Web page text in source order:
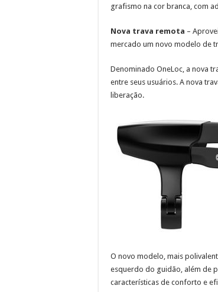
grafismo na cor branca, com
Nova trava remota –
mercado um novo modelo de
Denominado OneLoc, a nova
entre seus usuários. A nova
liberação.
O novo modelo, mais
esquerdo do guidão, além de
características de conforto e